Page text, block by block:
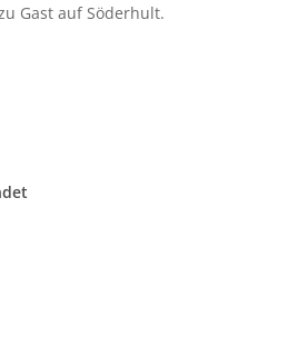
Gast auf Söderhult.